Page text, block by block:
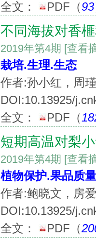
全文： PDF （93
不同海拔对香
2019年第4期 [查看
栽培.生理.生态
作者:孙小红，周
DOI:10.13925/
全文：
PDF （
短期高温对梨
2019年第4期 [查看
植物保护.果品质
作者:鲍晓文，房
DOI:10.13925/
全文：
PDF （